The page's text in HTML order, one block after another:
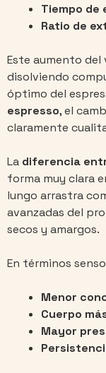
Tiempo de
Ratio de
Este aumento del
disolviendo
óptimo del
espresso, el
claramente
La diferencia
forma muy clara
lungo arrastra
avanzadas del
secos y amargos.
En términos
Menor
Cuerpo
Mayor